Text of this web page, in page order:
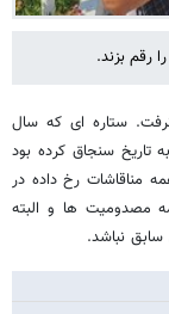
رقم بزند.
ستاره ای که سال
تاریخ سنجاق کرده بود
از همه مناقاشات رخ داده در
مصدومیت ها و البته
نباشد.